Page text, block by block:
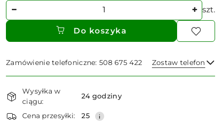
Ilość szt.
Do koszyka
Zamówienie telefoniczne: 508 675 422 Zostaw telefon
Dostępność
i
dostawa
Wysyłka w
ciągu:
24 godziny
Cena przesyłki: 25